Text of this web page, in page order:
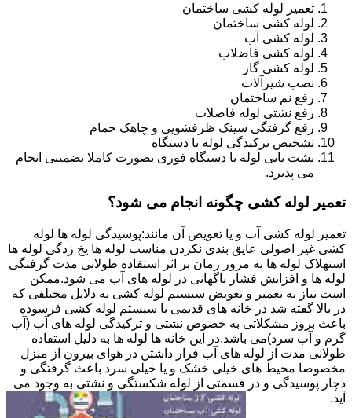
تعمیر لوله کشی ساختمان
لوله کشی ساختمان
لوله کشی آب
لوله کشی فاضلاب
لوله کشی گاز
نصب شیرآلات
رفع نم ساختمان
رفع نشتی لوله فاضلاب
رفع گرفتگی سینک ظرفشویی و چاهک حمام
تشخیص ترکیدگی لوله با دستگاه
نشت یابی لوله با دستگاه فوری بصورت کاملا تضمینی انجام
می پذیرد.
تعمیر لوله کشی چگونه انجام می شود؟
تعمیر لوله کشی آب و یا تعویض آن مانند:پوسیدگی لوله ها لوله
کشی غیر اصولی عایق بندی نکردن مناسب لوله ها یخ زدگی لوله ها
استهلاک لوله ها به مرور زمان بر اثر استفاده طولانی مدت گرفتگی
لوله ها و افزایش فشار ناگهانی در لوله های آب می شود.ممکن
است نیاز به تعمیر و تعویض سیستم لوله کشی به دلایل مختلفی که
در بالا گفته شد در خانه های قدیمی با سیستم لوله کشی فرسوده
باعث بروز مشکلاتی به خصوص نشتی و ترکیدگی لوله های آب (آب
گرم و آب سرد)می باشد.در این خانه ها لوله ها به دلیل استفاده
طولانی مدت از لوله های آب قرار داشتن در هوای بیرون از منزل
مخصوصا محیط های خیلی خشک و یا خیلی سرد باعث گرفتگی و
دچار پوسیدگی و در قسمتی از لوله شکستگی و نشتی به وجود می
آید.